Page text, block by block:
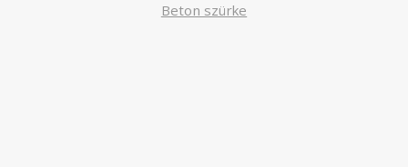
Beton szürke